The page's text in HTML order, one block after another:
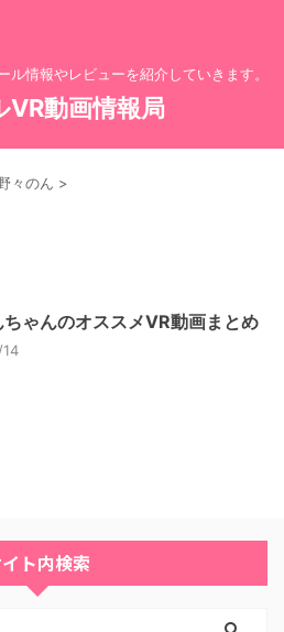
ル情報やレビューを紹介していきます。
VR動画情報局
々のん >
ゃんのオススメVR動画まとめ
ト内検索